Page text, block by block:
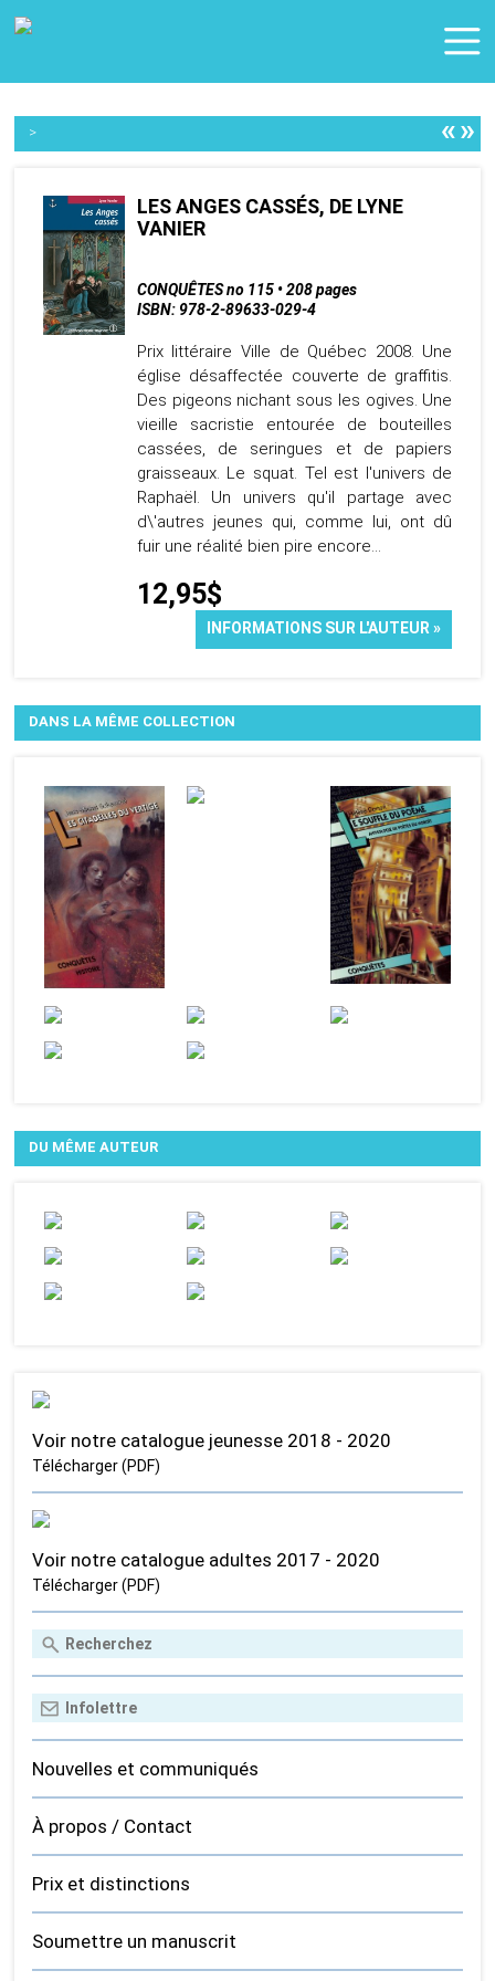
> «»
LES ANGES CASSÉS, DE LYNE
VANIER
CONQUÊTES no 115 • 208 pages
ISBN: 978-2-89633-029-4
Prix littéraire Ville de Québec 2008. Une
église désaffectée couverte de graffitis.
Des pigeons nichant sous les ogives. Une
vieille sacristie entourée de bouteilles
cassées, de seringues et de papiers
graisseaux. Le squat. Tel est l'univers de
Raphaël. Un univers qu'il partage avec
d\'autres jeunes qui, comme lui, ont dû
fuir une réalité bien pire encore...
12,95$
INFORMATIONS SUR L'AUTEUR »
DANS LA MÊME COLLECTION
DU MÊME AUTEUR
Voir notre catalogue jeunesse 2018 - 2020
Télécharger (PDF)
Voir notre catalogue adultes 2017 - 2020
Télécharger (PDF)
Nouvelles et communiqués
À propos / Contact
Prix et distinctions
Soumettre un manuscrit